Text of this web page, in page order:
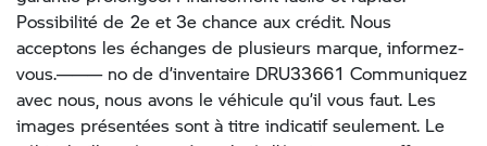
Possibilité de 2e et 3e chance aux crédit. Nous
acceptons les échanges de plusieurs marque, informez-
vous.——— no de d’inventaire DRU33661 Communiquez
avec nous, nous avons le véhicule qu’il vous faut. Les
images présentées sont à titre indicatif seulement. Le